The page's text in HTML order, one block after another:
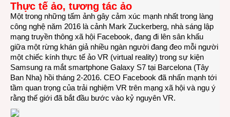
Thực tế ảo, tương tác ảo
Một trong những tấm ảnh gây cảm xúc mạnh nhất trong làng
công nghệ năm 2016 là cảnh Mark Zuckerberg, nhà sáng lập
mạng truyền thông xã hội Facebook, đang đi lên sân khấu
giữa một rừng khán giả nhiều ngàn người đang đeo mỗi người
một chiếc kính thực tế ảo VR (virtual reality) trong sự kiện
Samsung ra mắt smartphone Galaxy S7 tại Barcelona (Tây
Ban Nha) hồi tháng 2-2016. CEO Facebook đã nhấn mạnh tới
tầm quan trọng của trải nghiệm VR trên mạng xã hội và ngụ ý
rằng thế giới đã bắt đầu bước vào kỷ nguyên VR.